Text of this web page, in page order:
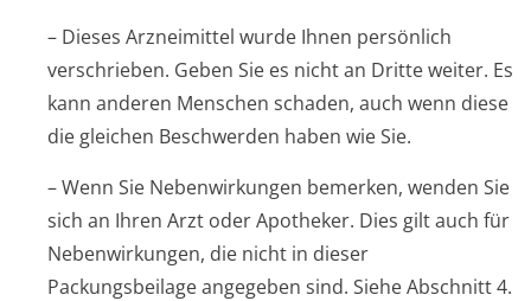
– Dieses Arzneimittel wurde Ihnen persönlich
verschrieben. Geben Sie es nicht an Dritte weiter. Es
kann anderen Menschen schaden, auch wenn diese
die gleichen Beschwerden haben wie Sie.
– Wenn Sie Nebenwirkungen bemerken, wenden Sie
sich an Ihren Arzt oder Apotheker. Dies gilt auch für
Nebenwirkungen, die nicht in dieser
Packungsbeilage angegeben sind. Siehe Abschnitt 4.